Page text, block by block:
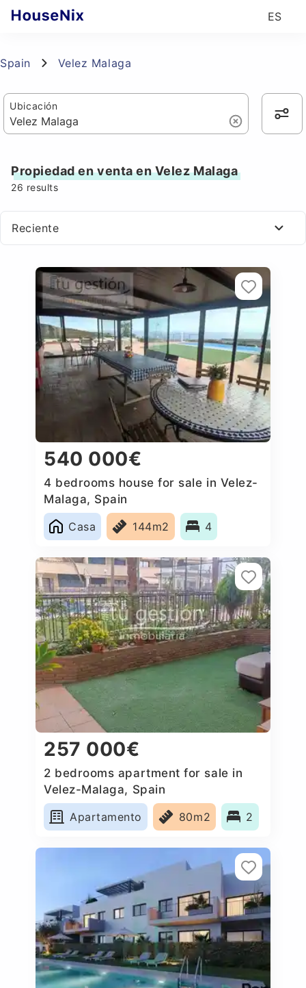
ES
Spain Velez Malaga
Ubicación
Propiedad en venta en Velez Malaga
26 results
Reciente
540 000€
4 bedrooms house for sale in Velez-
Malaga, Spain
Casa
144m2 4
257 000€
2 bedrooms apartment for sale in
Velez-Malaga, Spain
Apartamento
80m2 2